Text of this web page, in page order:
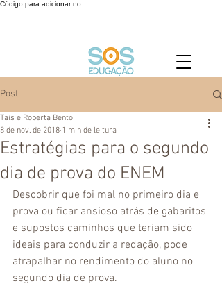
Código para adicionar no :
Post
Estratégias para o segundo
dia de prova do ENEM
Taís e Roberta Bento
8 de nov. de 2018 1 min de leitura
Descobrir que foi mal no primeiro dia e
prova ou ficar ansioso atrás de gabaritos
e supostos caminhos que teriam sido
ideais para conduzir a redação, pode
atrapalhar no rendimento do aluno no
segundo dia de prova.